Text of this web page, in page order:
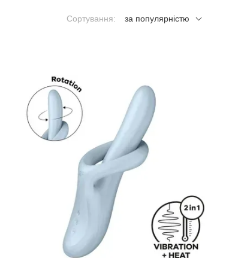
Сортування: за популярністю